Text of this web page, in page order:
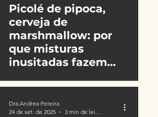
Picolé de pipoca,
cerveja de
marshmallow: por
que misturas
inusitadas fazem
Dra.Andrea Pereira
24 de set. de 2025
3 min de leitura